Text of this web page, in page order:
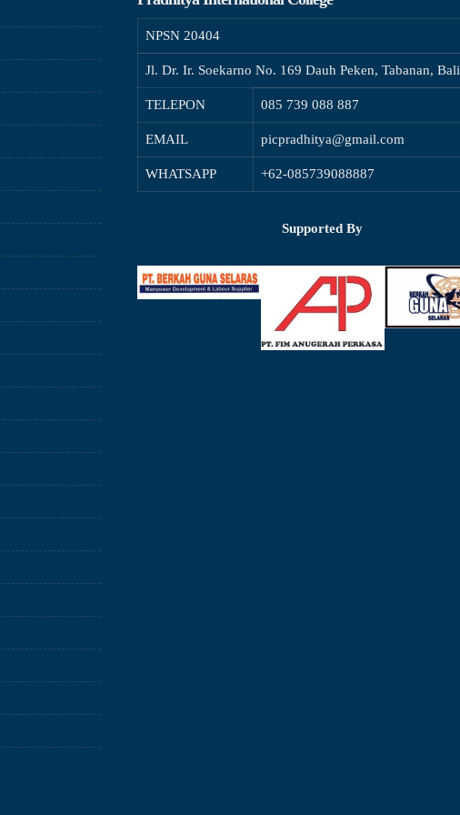
NPSN 20404
Jl. Dr. Ir. Soekarno No. 169 Dauh Peken, Tabanan, Bali
TELEPON 085 739 088 887
EMAIL picpradhitya@gmail.com
WHATSAPP +62-085739088887
Supported By